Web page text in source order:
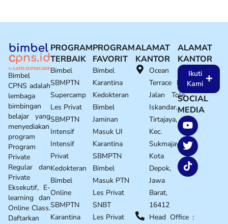
Bimbel
CPNS adalah
lembaga
bimbingan
belajar yang
menyediakan
program
Program
Private
Regular dan
Private
Eksekutif, E-
learning dan
Online Class.
Daftarkan
PROGRAM
TERBAIK
Bimbel
SBMPTN
Supercamp
Les Privat
SBMPTN
Intensif
Intensif
Privat
Kedokteran
Bimbel
Online
SBMPTN
Karantina
PROGRAM
FAVORIT
Bimbel
Karantina
Kedokteran
Bimbel
Jaminan
Masuk UI
Karantina
SBMPTN
Bimbel
Masuk PTN
Les Privat
SNBT
Les Privat
ALAMAT
KANTOR
Ocean
Terrace E1
Jalan Tole
Iskandar,
Tirtajaya,
Kec.
Sukmajaya,
Kota
Depok,
Jawa
Barat,
16412
Head Office :
ALAMAT
KANTOR
Ikuti
Kami
SOCIAL
MEDIA